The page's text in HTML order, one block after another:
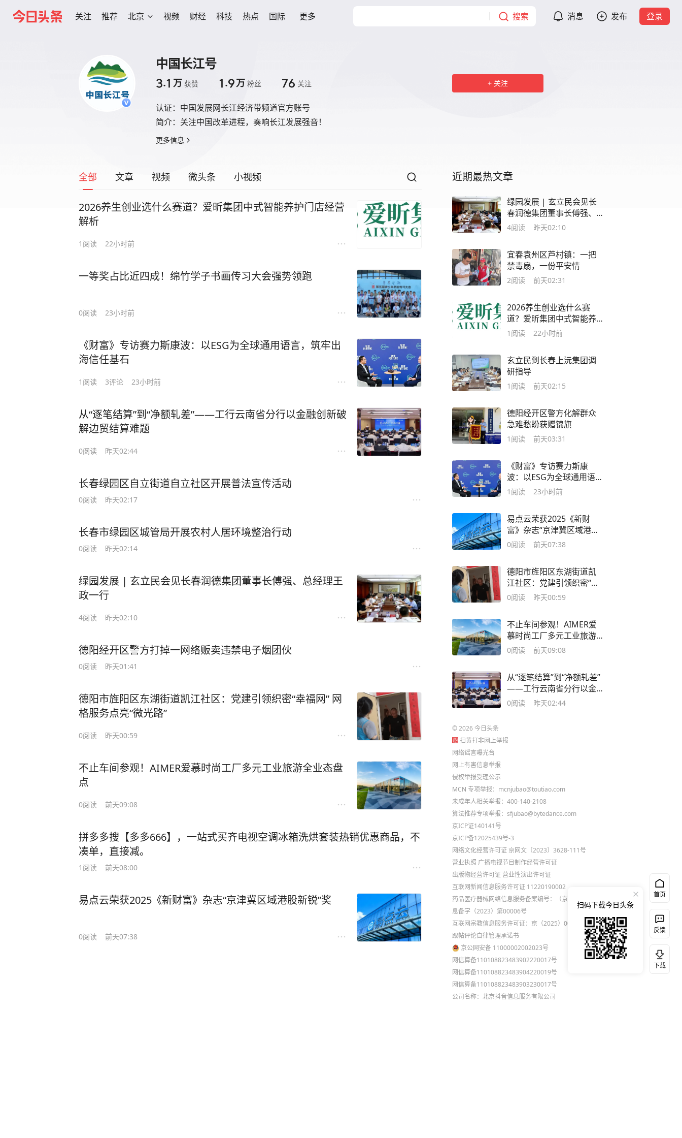
关注 推荐 北京 视频 财经 科技 热点 国际 更多 搜索 消息 发布 登录
中国长江号
3.1 万 获赞 1.9万 粉丝 76 关注
认证： 中国发展网长江经济带频道官方账号
简介： 关注中国改革进程，奏响长江发展强音！
更多信息
关注
全部 文章 视频 微头条 小视频
2026养生创业选什么赛道？爱昕集团中式智能养护门店经营
解析
1 阅读 22小时前
一等奖占比近四成！绵竹学子书画传习大会强势领跑
0阅读 23小时前
《财富》专访赛力斯康波：以ESG为全球通用语言，筑牢出
海信任基石
1 阅读 3评论 23小时前
从“逐笔结算”到“净额轧差”——工行云南省分行以金融创新破
解边贸结算难题
0阅读 昨天02:44
长春绿园区自立街道自立社区开展普法宣传活动
0阅读 昨天02:17
长春市绿园区城管局开展农村人居环境整治行动
0阅读 昨天02:14
绿园发展 | 玄立民会见长春润德集团董事长傅强、总经理王
政一行
4阅读 昨天02:10
德阳经开区警方打掉一网络贩卖违禁电子烟团伙
0阅读 昨天01:41
德阳市旌阳区东湖街道凯江社区：党建引领织密“幸福网” 网
格服务点亮“微光路”
0阅读 昨天00:59
不止车间参观！AIMER爱慕时尚工厂多元工业旅游全业态盘
点
0阅读 前天09:08
拼多多搜【多多666】，一站式买齐电视空调冰箱洗烘套装热销优惠商品，不
凑单，直接减。
1 阅读 前天08:00
易点云荣获2025《新财富》杂志“京津冀区域港股新锐”奖
0阅读 前天07:38
近期最热文章
绿园发展 | 玄立民会见长
春润德集团董事长傅强、
总经理王政一行
4阅读 昨天02:10
宜春袁州区芦村镇：一把
禁毒扇，一份平安情
2阅读 前天02:31
2026养生创业选什么赛
道？爱昕集团中式智能养
护门店经营解析
1 阅读 22小时前
玄立民到长春上沅集团调
研指导
1 阅读 前天02:15
德阳经开区警方化解群众
急难愁盼获赠锦旗
1 阅读 前天03:31
《财富》专访赛力斯康
波：以ESG为全球通用语
言，筑牢出海信任基石
1 阅读 23小时前
易点云荣获2025《新财
富》杂志“京津冀区域港股
新锐”奖
0阅读 前天07:38
德阳市旌阳区东湖街道凯
江社区：党建引领织密“幸
福网” 网格服务点亮“微光
0阅读 昨天00:59
不止车间参观！AIMER爱
慕时尚工厂多元工业旅游
全业态盘点
0阅读 前天09:08
从“逐笔结算”到“净额轧差”
——工行云南省分行以金
融创新破解边贸结算难题
0阅读 昨天02:44
©2026今日头条
扫黄打非网上举报
网络谣言曝光台
网上有害信息举报
侵权举报受理公示
MCN 专项举报：mcnjubao@toutiao.com
未成年人相关举报：400-140-2108
算法推荐专项举报：sfjubao@bytedance.com
京ICP证140141号
京ICP备12025439号-3
网络文化经营许可证 京网文〔2023〕3628-111号
营业执照 广播电视节目制作经营许可证
出版物经营许可证 营业性演出许可证
互联网新闻信息服务许可证 11220190002
药品医疗器械网络信息服务备案编号：（京）网药械信
息备字（2023）第00006号
互联网宗教信息服务许可证：京（2025）0000021
跟帖评论自律管理承诺书
京公网安备 11000002002023号
网信算备110108823483902220017号
网信算备110108823483904220019号
网信算备110108823483903230017号
公司名称：北京抖音信息服务有限公司
首页
反馈
下载
扫码下载今日头条